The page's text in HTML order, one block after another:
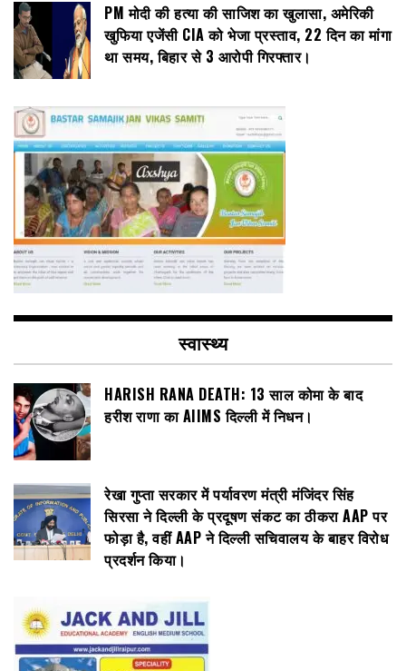
PM मोदी की हत्या की साजिश का खुलासा, अमेरिकी
खुफिया एजेंसी CIA को भेजा प्रस्ताव, 22 दिन का मांगा
था समय, बिहार से 3 आरोपी गिरफ्तार।
स्वास्थ्य
HARISH RANA DEATH: 13 साल कोमा के बाद
हरीश राणा का AIIMS दिल्ली में निधन।
रेखा गुप्ता सरकार में पर्यावरण मंत्री मंजिंदर सिंह
सिरसा ने दिल्ली के प्रदूषण संकट का ठीकरा AAP पर
फोड़ा है, वहीं AAP ने दिल्ली सचिवालय के बाहर विरोध
प्रदर्शन किया।